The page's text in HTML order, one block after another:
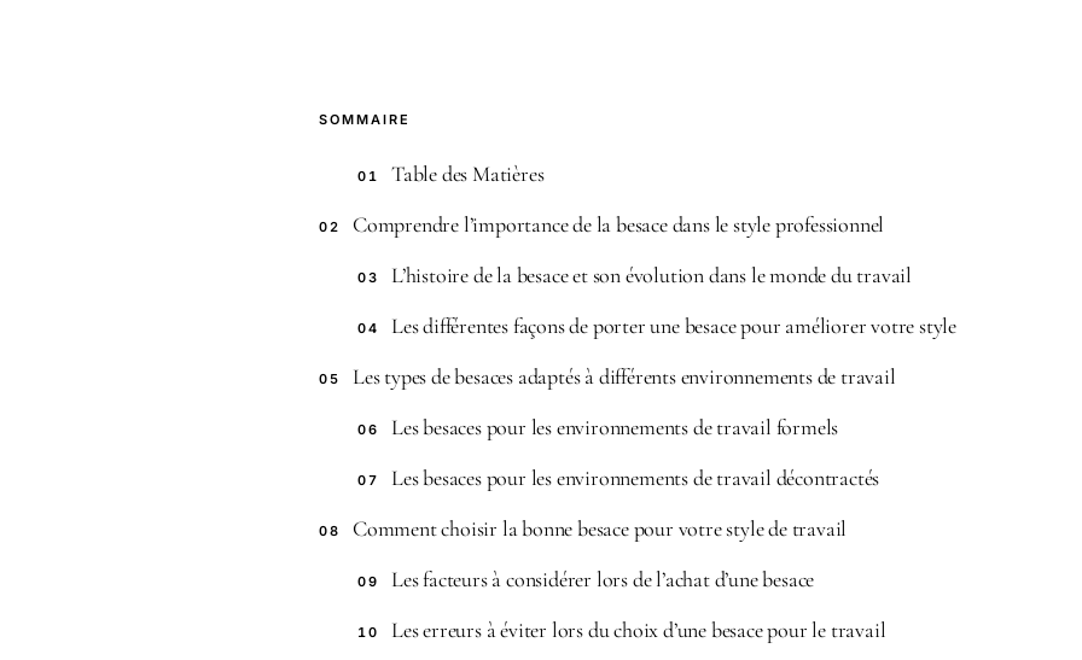
SOMMAIRE
01 Table des Matières
02 Comprendre l’importance de la besace dans le style professionnel
03 L’histoire de la besace et son évolution dans le monde du travail
04 Les différentes façons de porter une besace pour améliorer votre style
05 Les types de besaces adaptés à différents environnements de travail
06 Les besaces pour les environnements de travail formels
07 Les besaces pour les environnements de travail décontractés
08 Comment choisir la bonne besace pour votre style de travail
09 Les facteurs à considérer lors de l’achat d’une besace
10 Les erreurs à éviter lors du choix d’une besace pour le travail